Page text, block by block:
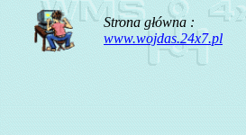
Strona główna :
www.wojdas.24x7.pl